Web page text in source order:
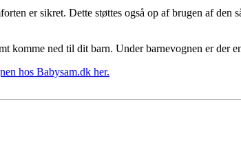
er sikret. Dette støttes også op af brugen af
komme ned til dit barn. Under barnevognen er der
hos Babysam.dk her.